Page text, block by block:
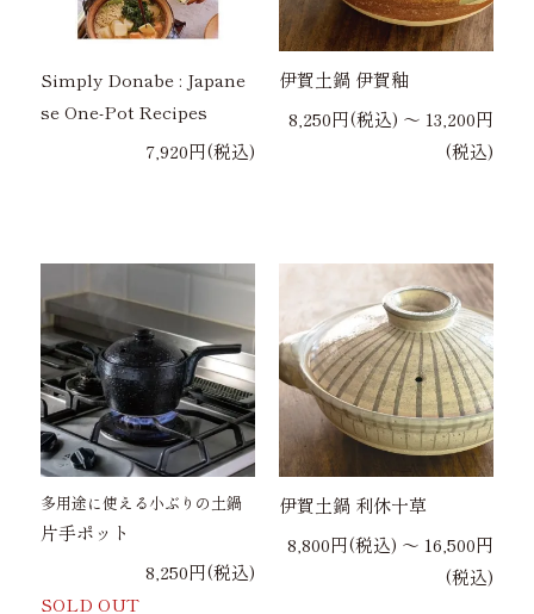
Simply Donabe : Japane
se One-Pot Recipes
7,920円(税込)
伊賀土鍋 伊賀釉
8,250円(税込) 〜 13,200円
(税込)
多用途に使える小ぶりの土鍋
片手ポット
8,250円(税込)
SOLD OUT
伊賀土鍋 利休十草
8,800円(税込) 〜 16,500円
(税込)